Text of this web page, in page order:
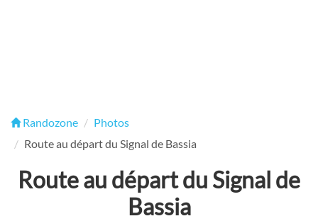
Randozone
Photos
Route au départ du Signal de Bassia
Route au départ du Signal de
Bassia